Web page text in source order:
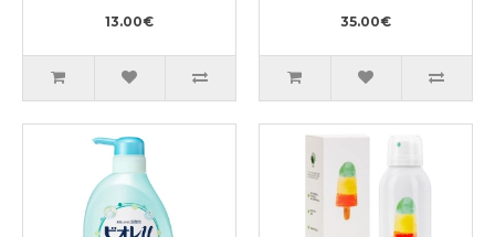
13.00€ 35.00€